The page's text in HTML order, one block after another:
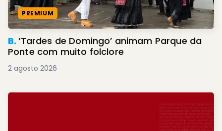
PREMIUM
B.‘Tardes de Domingo’ animam Parque da
Ponte com muito folclore
2 agosto 2026